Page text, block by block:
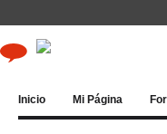
Inicio Mi Página